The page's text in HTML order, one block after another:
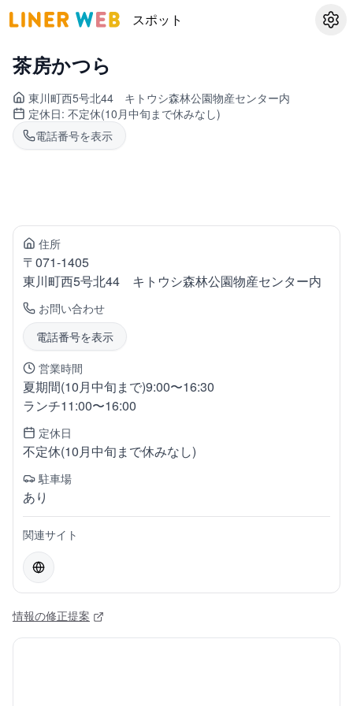
スポット 設定
茶房かつら
東川町西5号北44 キトウシ森林公園物産センター内
定休日: 不定休(10月中旬まで休みなし)
電話番号を表示
住所
〒071-1405
東川町西5号北44 キトウシ森林公園物産センター内
お問い合わせ
電話番号を表示
営業時間
夏期間(10月中旬まで)9:00〜16:30
ランチ11:00〜16:00
定休日
不定休(10月中旬まで休みなし)
駐車場
あり
関連サイト
情報の修正提案